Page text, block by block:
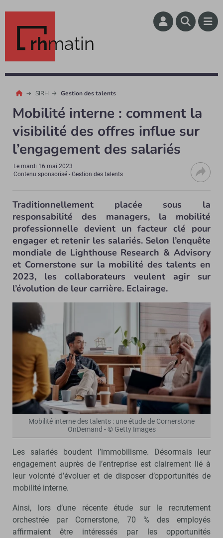
rhmatin
SIRH Gestion des talents
Mobilité interne : comment la
visibilité des offres influe sur
l’engagement des salariés
Lemardi 16 mai 2023
Contenu sponsorisé - Gestion des talents
Traditionnellement placée sous la
responsabilité des managers, la mobilité
professionnelle devient un facteur clé pour
engager et retenir les salariés. Selon l’enquête
mondiale de Lighthouse Research & Advisory
et Cornerstone sur la mobilité des talents en
2023, les collaborateurs veulent agir sur
l’évolution de leur carrière. Eclairage.
Mobilité interne des talents : une étude de Cornerstone
OnDemand - © Getty Images
Les salariés boudent l’immobilisme. Désormais leur
engagement auprès de l’entreprise est clairement lié à
leur volonté d’évoluer et de disposer d’opportunités de
mobilité interne.
Ainsi, lors d’une récente étude sur le recrutement
orchestrée par Cornerstone, 70 % des employés
affirmaient être intéressés par les opportunités